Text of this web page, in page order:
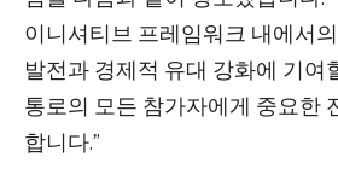
이니셔티브 프레임워크 내에서
발전과 경제적 유대 강화에 기여
통로의 모든 참가자에게 중요한
합니다.”